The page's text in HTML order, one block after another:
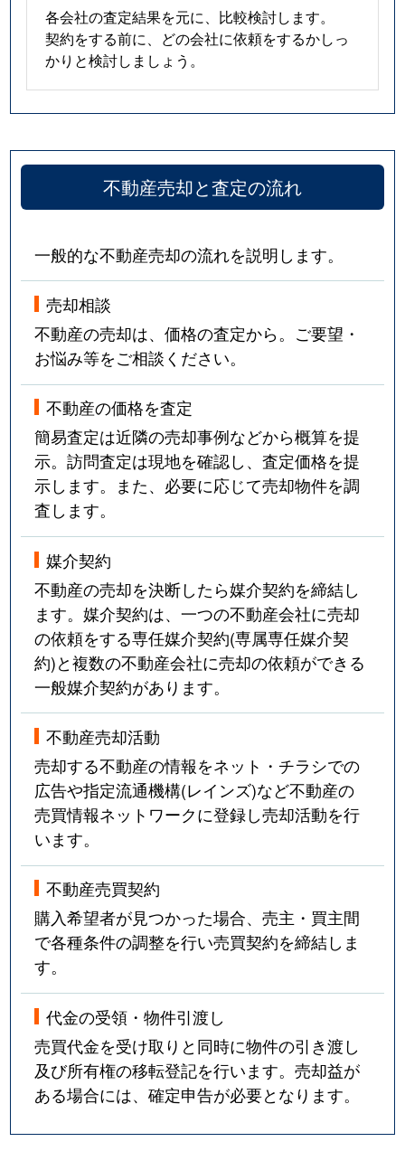
各会社の査定結果を元に、比較検討します。
契約をする前に、どの会社に依頼をするかしっ
かりと検討しましょう。
不動産売却と査定の流れ
一般的な不動産売却の流れを説明します。
売却相談
不動産の売却は、価格の査定から。ご要望・
お悩み等をご相談ください。
不動産の価格を査定
簡易査定は近隣の売却事例などから概算を提
示。訪問査定は現地を確認し、査定価格を提
示します。また、必要に応じて売却物件を調
査します。
媒介契約
不動産の売却を決断したら媒介契約を締結し
ます。媒介契約は、一つの不動産会社に売却
の依頼をする専任媒介契約(専属専任媒介契
約)と複数の不動産会社に売却の依頼ができる
一般媒介契約があります。
不動産売却活動
売却する不動産の情報をネット・チラシでの
広告や指定流通機構(レインズ)など不動産の
売買情報ネットワークに登録し売却活動を行
います。
不動産売買契約
購入希望者が見つかった場合、売主・買主間
で各種条件の調整を行い売買契約を締結しま
す。
代金の受領・物件引渡し
売買代金を受け取りと同時に物件の引き渡し
及び所有権の移転登記を行います。売却益が
ある場合には、確定申告が必要となります。